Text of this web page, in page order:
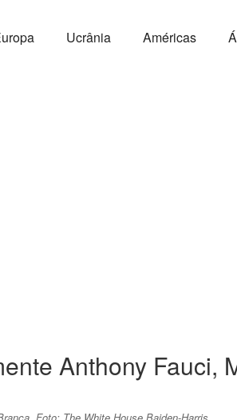
Ucrânia Américas
Anthony Fauci,